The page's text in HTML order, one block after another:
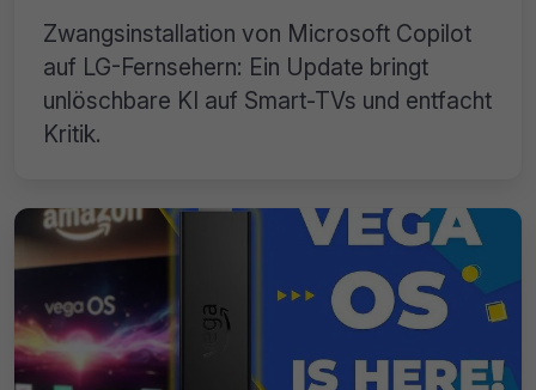
Zwangsinstallation von Microsoft Copilot
auf LG-Fernsehern: Ein Update bringt
unlöschbare KI auf Smart-TVs und entfacht
Kritik.